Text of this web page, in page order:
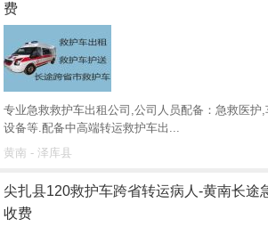
费
专业急救救护车出租公司,公司人员配备：急救医护
设备等.配备中高端转运救护车出...
黄南 - 泽库县
尖扎县120救护车跨省转运病人-黄南长途
收费